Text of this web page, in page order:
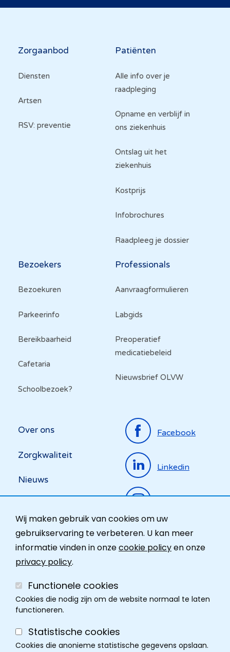
Wij maken gebruik van cookies om uw
gebruikservaring te verbeteren. U kan meer
informatie vinden in onzecookie policyen onze
privacy policy.
Functionele cookies
Cookies die nodig zijn om de website normaal te laten
functioneren.
Statistische cookies
Cookies die anonieme statistische gegevens opslaan.
Hoofdnavigatie
Zorgaanbod
Diensten
Artsen
RSV: preventie
Patiënten
Alle info over je
raadpleging
Opname en verblijf in
ons ziekenhuis
Ontslag uit het
ziekenhuis
Kostprijs
Infobrochures
Raadpleeg je dossier
Bezoekers
Bezoekuren
Parkeerinfo
Bereikbaarheid
Cafetaria
Schoolbezoek?
Professionals
Aanvraagformulieren
Labgids
Preoperatief
medicatiebeleid
Nieuwsbrief OLVW
Top
menu
Over ons
Zorgkwaliteit
Nieuws
Ombudsdienst
Facebook
Linkedin
Instagram